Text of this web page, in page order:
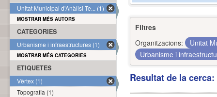
Filtres
Organitzacions:
Unitat
Urbanisme i
Resultat de la
Unitat Municipal d'Anàlisi Te... (1)
MOSTRAR MÉS AUTORS
CATEGORIES
Urbanisme i infraestructures (1)
MOSTRAR MÉS CATEGORIES
ETIQUETES
Vèrtex (1)
Topografia (1)